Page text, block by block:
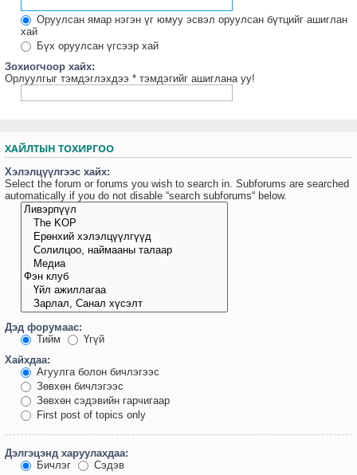
Оруулсан ямар нэгэн үг юмуу эсвэл оруулсан бүтцийг ашиглан
хай
Бүх оруулсан үгсээр хай
Зохиогчоор хайх:
Орлуулгыг тэмдэглэхдээ * тэмдэгийг ашиглана уу!
ХАЙЛТЫН ТОХИРГОО
Хэлэлцүүлгээс хайх:
Select the forum or forums you wish to search in. Subforums are searched
automatically if you do not disable “search subforums“ below.
Дэд форумаас:
Тийм
Үгүй
Хайхдаа:
Агуулга болон бичлэгээс
Зөвхөн бичлэгээс
Зөвхөн сэдэвийн гарчигаар
First post of topics only
Дэлгэцэнд харуулахдаа:
Бичлэг
Сэдэв